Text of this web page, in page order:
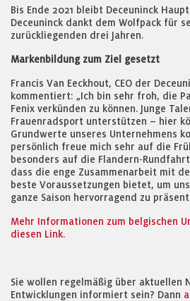
Bis Ende 2021 bleibt Deceuninck
Deceuninck dankt dem Wolfpack für
zurückliegenden drei Jahren.
Markenbildung zum Ziel gesetzt
Francis Van Eeckhout, CEO der
kommentiert: „Ich bin sehr froh, die
Fenix verkünden zu können. Junge
Frauenradsport unterstützen – hier
Grundwerte unseres Unternehmens
persönlich freue mich sehr auf die
besonders auf die Flandern-
dass die enge Zusammenarbeit mit
beste Voraussetzungen bietet, um
ganze Saison hervorragend zu
Mehr Informationen zum belgischen
diesen Link.
Sie wollen regelmäßig über aktuellen
Entwicklungen informiert sein? Dann